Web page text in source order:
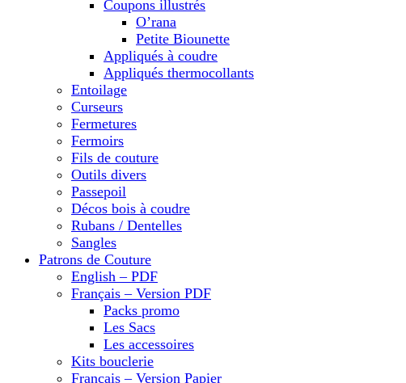
Coupons illustrés
O’rana
Petite Biounette
Appliqués à coudre
Appliqués thermocollants
Entoilage
Curseurs
Fermetures
Fermoirs
Fils de couture
Outils divers
Passepoil
Décos bois à coudre
Rubans / Dentelles
Sangles
Patrons de Couture
English – PDF
Français – Version PDF
Packs promo
Les Sacs
Les accessoires
Kits bouclerie
Français – Version Papier